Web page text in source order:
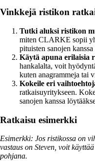
Vinkkejä ristikon
Tutki aluksi ristikon
miten CLARKE sopii
pituisten sanojen
Käytä apuna erilaisia
hankalalta, voit
kuten anagrammeja tai
Kokeile eri
ratkaisuyritykseen.
sanojen kanssa
Ratkaisu esimerkki
Esimerkki: Jos ristikossa on
vastaus on Steven, voit
pohjana.